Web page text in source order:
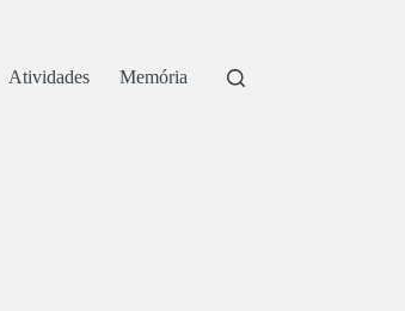
Atividades Memória